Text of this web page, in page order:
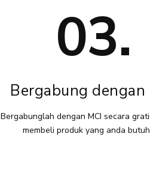
03.
Bergabung dengan
Bergabunglah dengan MCI secara
membeli produk yang anda